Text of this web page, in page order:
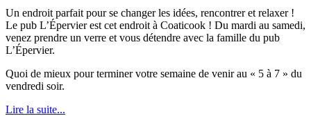
Un endroit parfait pour se changer les idées, rencontrer et relaxer !
Le pub L’Épervier est cet endroit à Coaticook ! Du mardi au samedi,
venez prendre un verre et vous détendre avec la famille du pub
L’Épervier.
Quoi de mieux pour terminer votre semaine de venir au « 5 à 7 » du
vendredi soir.
Lire la suite...